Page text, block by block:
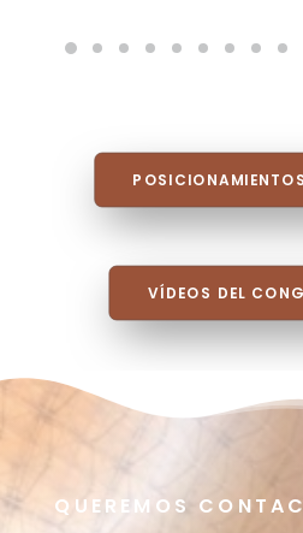
VÍDEOS DEL
QUEREMOS